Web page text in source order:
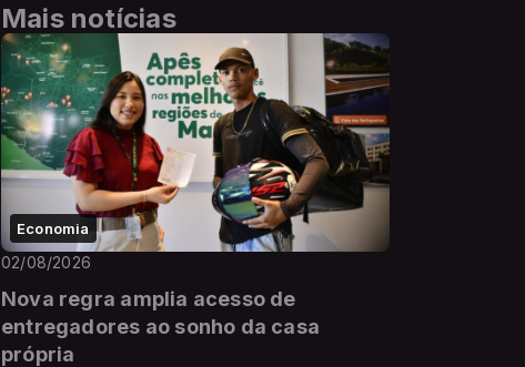
Mais notícias
Economia
02/08/2026
Nova regra amplia acesso de
entregadores ao sonho da casa
própria